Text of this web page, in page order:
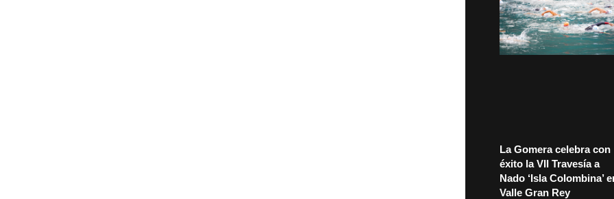
La Gomera celebra con
éxito la VII Travesía a
Nado ‘Isla Colombina’
Valle Gran Rey